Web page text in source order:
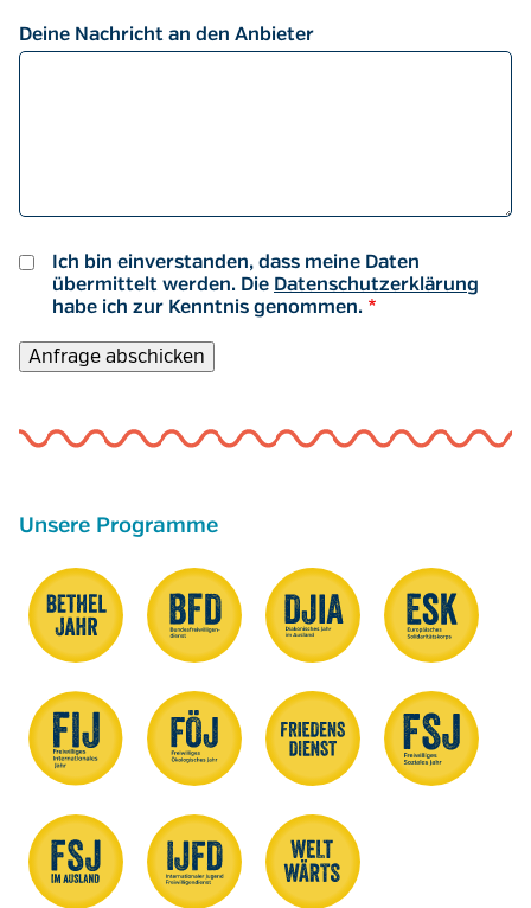
Deine Nachricht an den Anbieter
Ich bin einverstanden, dass meine Daten
übermittelt werden. Die Datenschutzerklärung
habe ich zur Kenntnis genommen.
Unsere Programme